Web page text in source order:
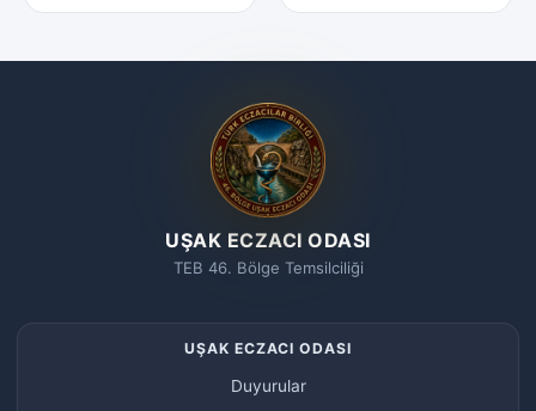
UŞAK ECZACI ODASI
TEB 46. Bölge Temsilciliği
UŞAK ECZACI ODASI
Duyurular